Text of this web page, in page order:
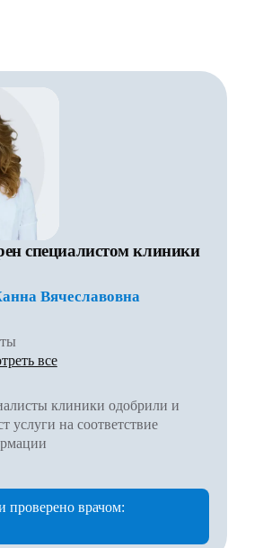
специалистом клиники
Вячеславовна
все
клиники одобрили и
услуги на соответствие
проверено врачом: